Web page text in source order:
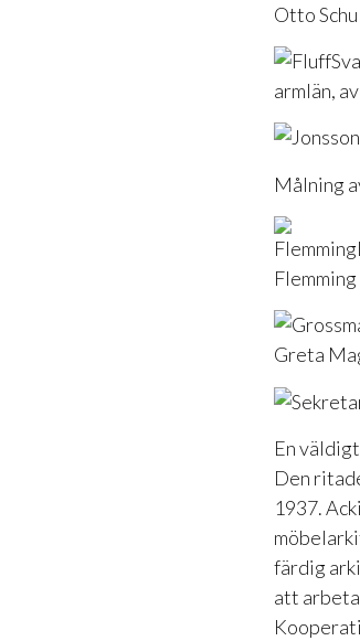
Otto
armlän,
Målning
Greta
En
Den
1937.
färdig
att